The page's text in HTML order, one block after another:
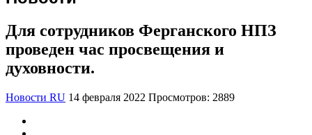
Для сотрудников Ферганского НПЗ
проведен час просвещения и
духовности.
Новости RU 14 февраля 2022 Просмотров: 2889